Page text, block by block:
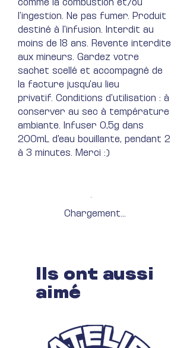
comme la combustion et/ou
l’ingestion. Ne pas fumer. Produit
destiné à l'infusion. Interdit au
moins de 18 ans. Revente interdite
aux mineurs. Gardez votre
sachet scellé et accompagné de
la facture jusqu'au lieu
privatif. Conditions d'utilisation : à
conserver au sec à température
ambiante. Infuser 0,5g dans
200mL d'eau bouillante, pendant 2
à 3 minutes. Merci :)
Chargement...
Ils ont aussi
aimé